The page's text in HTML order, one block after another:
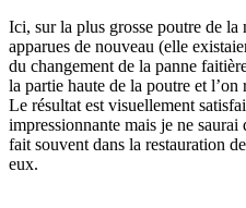
Ici, sur la plus grosse poutre de la
apparues de nouveau (elle
du changement de la panne
la partie haute de la poutre et
Le résultat est visuellement
impressionnante mais je ne
fait souvent dans la restauration
eux.